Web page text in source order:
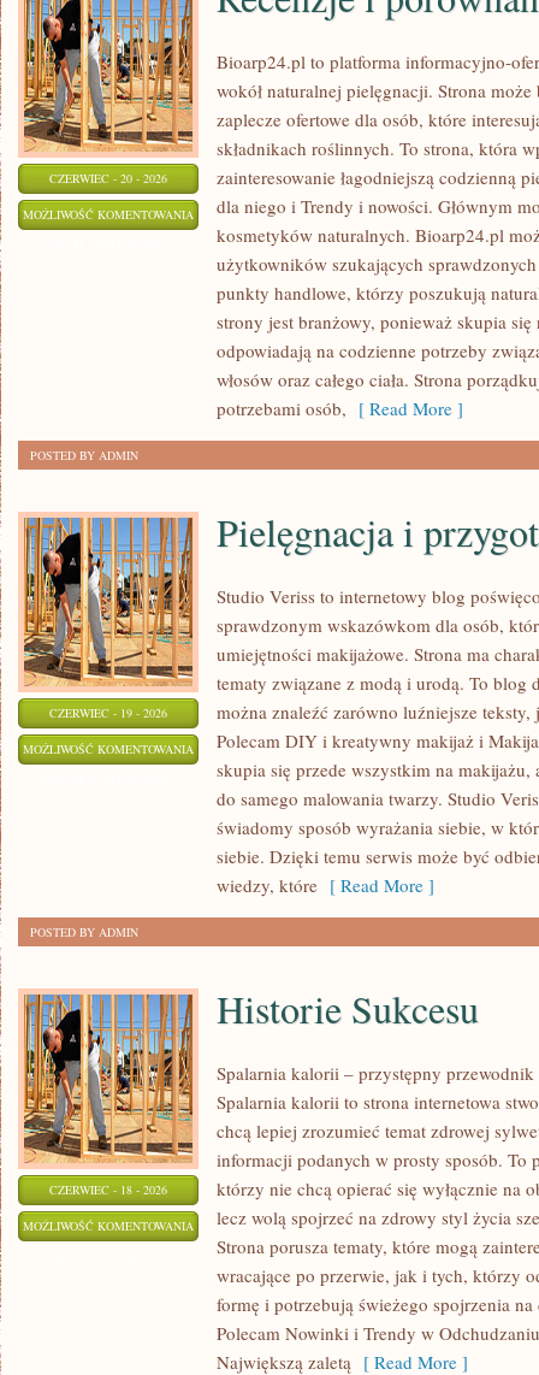
CZERWIEC - 20 - 2026
MOŻLIWOŚĆ KOMENTOWANIA RECENZJE
PORÓWNANIA
Bioarp24.pl to platforma informacyjno-
wokół naturalnej pielęgnacji. Strona
zaplecze ofertowe dla osób, które
składnikach roślinnych. To strona, która
zainteresowanie łagodniejszą codzienną
dla niego i Trendy i nowości. Głównym
kosmetyków naturalnych. Bioarp24.pl
użytkowników szukających
punkty handlowe, którzy poszukują
strony jest branżowy, ponieważ skupia
odpowiadają na codzienne potrzeby
włosów oraz całego ciała. Strona
potrzebami osób, [ Read More ]
POSTED BY ADMIN
CZERWIEC - 19 - 2026
MOŻLIWOŚĆ KOMENTOWANIA PIELĘGNACJA
PRZYGOTOWANIE
SKÓRY
Pielęgnacja i
Studio Veriss to internetowy blog
sprawdzonym wskazówkom dla osób,
umiejętności makijażowe. Strona ma
tematy związane z modą i urodą. To blog
można znaleźć zarówno luźniejsze
Polecam DIY i kreatywny makijaż i
skupia się przede wszystkim na makijażu,
do samego malowania twarzy. Studio
świadomy sposób wyrażania siebie, w
siebie. Dzięki temu serwis może być
wiedzy, które [ Read More ]
POSTED BY ADMIN
CZERWIEC - 18 - 2026
MOŻLIWOŚĆ KOMENTOWANIA HISTORIE
SUKCESU
Historie Sukcesu
Spalarnia kalorii – przystępny przewodnik
Spalarnia kalorii to strona internetowa
chcą lepiej zrozumieć temat zdrowej
informacji podanych w prosty sposób. To
którzy nie chcą opierać się wyłącznie na
lecz wolą spojrzeć na zdrowy styl życia
Strona porusza tematy, które mogą
wracające po przerwie, jak i tych, którzy
formę i potrzebują świeżego spojrzenia
Polecam Nowinki i Trendy w
Największą zaletą [ Read More ]